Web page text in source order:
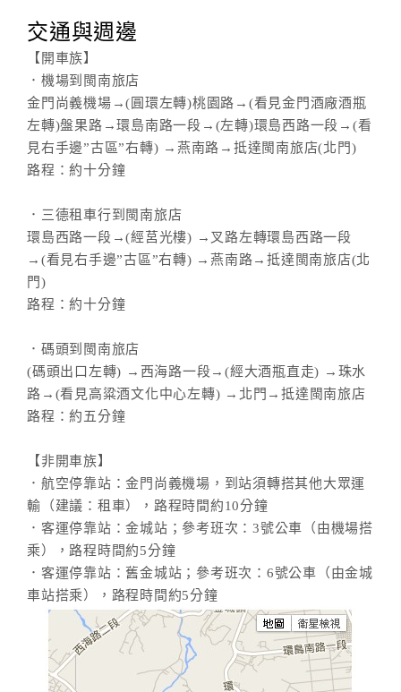
交通與週邊
【開車族】
．機場到閩南旅店
金門尚義機場→(圓環左轉)桃園路→(看見金門酒廠酒瓶
左轉)盤果路→環島南路一段→(左轉)環島西路一段→(看
見右手邊”古區”右轉) →燕南路→抵達閩南旅店(北門)
路程：約十分鐘
．三德租車行到閩南旅店
環島西路一段→(經莒光樓) →叉路左轉環島西路一段
→(看見右手邊”古區”右轉) →燕南路→抵達閩南旅店(北
門)
路程：約十分鐘
．碼頭到閩南旅店
(碼頭出口左轉) →西海路一段→(經大酒瓶直走) →珠水
路→(看見高粱酒文化中心左轉) →北門→抵達閩南旅店
路程：約五分鐘
【非開車族】
．航空停靠站：金門尚義機場，到站須轉搭其他大眾運
輸（建議：租車），路程時間約10分鐘
．客運停靠站：金城站；參考班次：3號公車（由機場搭
乘），路程時間約5分鐘
．客運停靠站：舊金城站；參考班次：6號公車（由金城
車站搭乘），路程時間約5分鐘